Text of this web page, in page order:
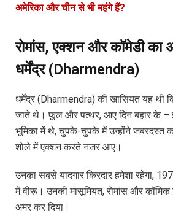
अमेरिका और चीन से भी महंगे हैं?
रोमांस, एक्शन और कॉमेडी का
धर्मेंद्र (Dharmendra)
धर्मेंद्र (Dharmendra) की खासियत यह थी
जाते थे। फूल और पत्थर, आए दिन बहार के –
भूमिका में थे, चुपके-चुपके में उन्होंने जबरदस्त
शोले में एक्शन करते नजर आए।
उनका सबसे यादगार किरदार हमेशा रहेगा,
में वीरू। उनकी मासूमियत, रोमांस और कॉमिक
अमर कर दिया।